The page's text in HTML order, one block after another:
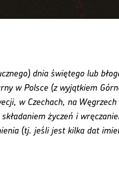
dnia świętego lub
w Polsce (z wyjątkiem
w Czechach, na
życzeń i
(tj. jeśli jest kilka dat